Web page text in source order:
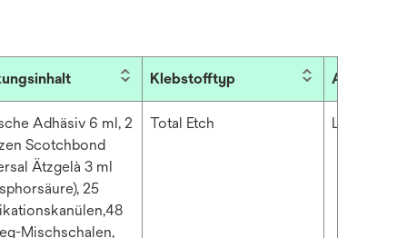
Klebstofftyp
Adhäsiv 6 ml, 2
Scotchbond
Ätzgelà 3 ml
25
Mischschalen,
Total Etch